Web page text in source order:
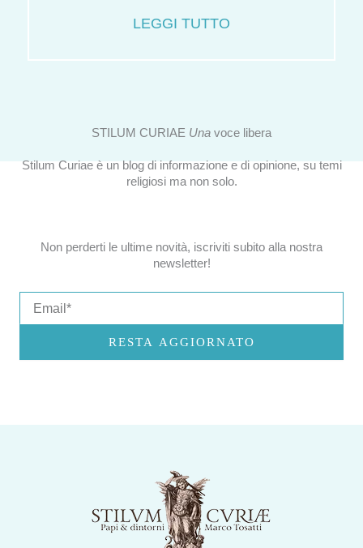
LEGGI TUTTO
STILUM CURIAE Una voce libera
Stilum Curiae è un blog di informazione e di opinione, su temi
religiosi ma non solo.
Non perderti le ultime novità, iscriviti subito alla nostra
newsletter!
RESTA AGGIORNATO